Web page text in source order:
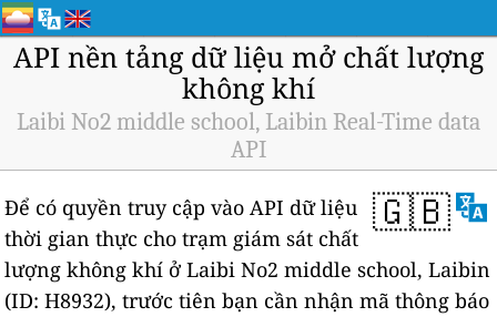
API nền tảng dữ liệu mở chất lượng
không khí
Laibi No2 middle school, Laibin Real-Time data
API
🇬🇧
Để có quyền truy cập vào API dữ liệu
thời gian thực cho trạm giám sát chất
lượng không khí ở Laibi No2 middle school, Laibin
(ID: H8932), trước tiên bạn cần nhận mã thông báo